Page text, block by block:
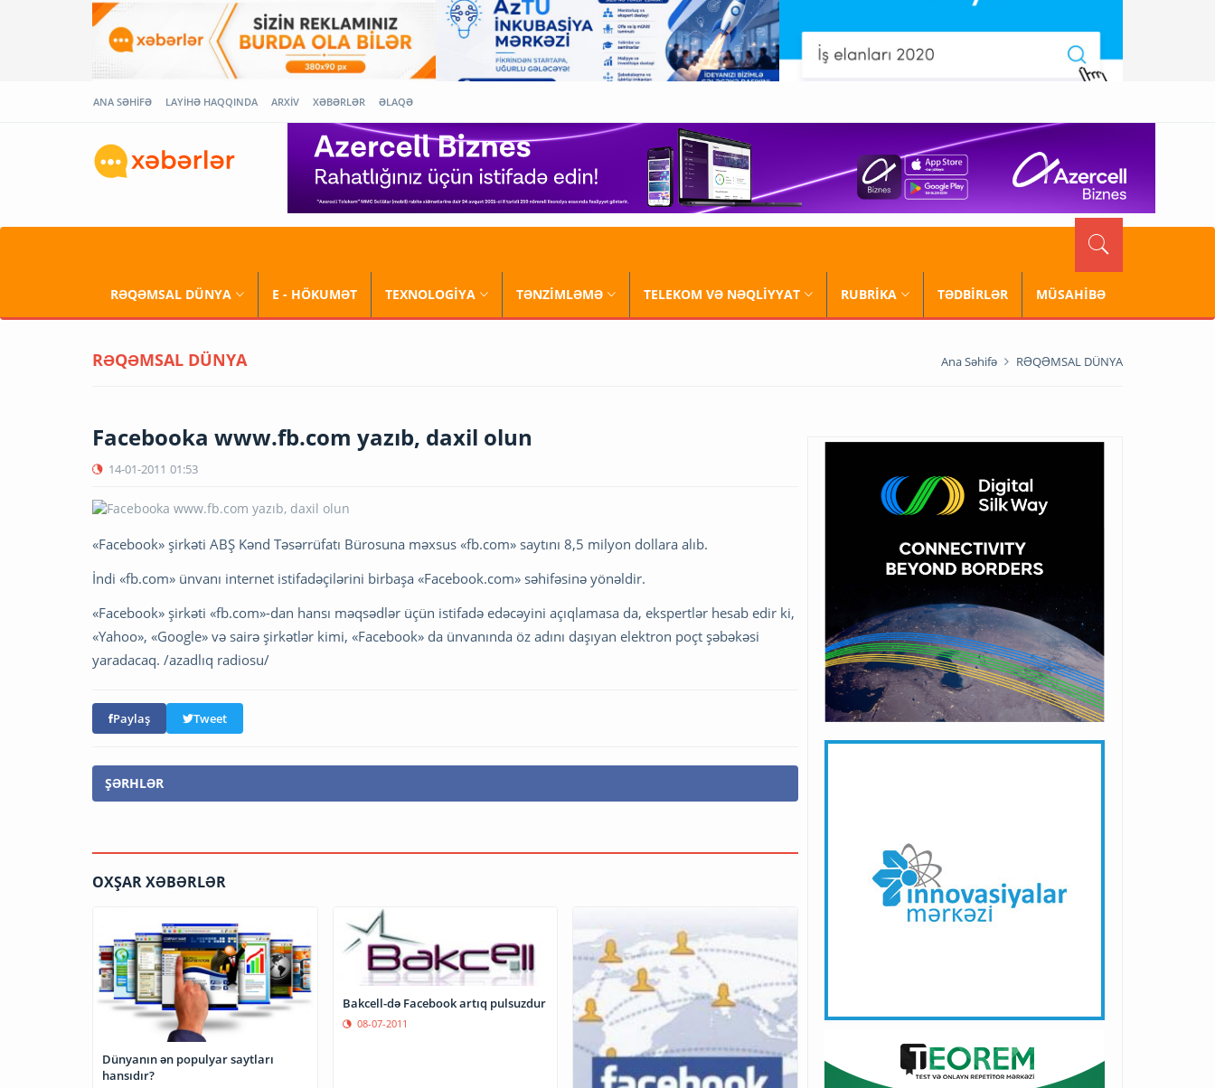
ANA SƏHİFƏ LAYİHƏ HAQQINDA ARXİV XƏBƏRLƏR ƏLAQƏ
RƏQƏMSAL DÜNYA E - HÖKUMƏT TEXNOLOGİYA TƏNZİMLƏMƏ TELEKOM VƏ NƏQLİYYAT RUBRİKA TƏDBİRLƏR MÜSAHİBƏ
RƏQƏMSAL DÜNYA Ana Səhifə RƏQƏMSAL DÜNYA
Facebooka www.fb.com yazıb, daxil olun
14-01-2011 01:53
«Facebook» şirkəti ABŞ Kənd Təsərrüfatı Bürosuna məxsus «fb.com» saytını 8,5 milyon dollara alıb.
İndi «fb.com» ünvanı internet istifadəçilərini birbaşa «Facebook.com» səhifəsinə yönəldir.
«Facebook» şirkəti «fb.com»-dan hansı məqsədlər üçün istifadə edəcəyini açıqlamasa da, ekspertlər hesab edir ki,
«Yahoo», «Google» və sairə şirkətlər kimi, «Facebook» da ünvanında öz adını daşıyan elektron poçt şəbəkəsi
yaradacaq. /azadlıq radiosu/
Paylaş Tweet
ŞƏRHLƏR
OXŞAR XƏBƏRLƏR
Dünyanın ən populyar saytları
hansıdır?
Bakcell-də Facebook artıq pulsuzdur
08-07-2011